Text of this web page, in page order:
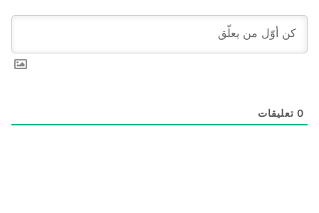
0 تعليقات